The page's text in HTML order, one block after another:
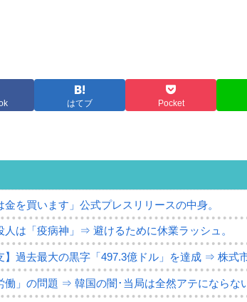
はてブ Pocket
金を買います」公式プレスリリースの中身。
人は「疫病神」⇒ 避けるために休業ラッシュ。
】過去最大の黒字「497.3億ドル」を達成 ⇒ 株式
働」の問題 ⇒ 韓国の闇･当局は全然アテにならな